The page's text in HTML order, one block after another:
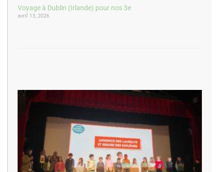
Voyage à Dublin (Irlande) pour nos 3e
avril 13, 2026